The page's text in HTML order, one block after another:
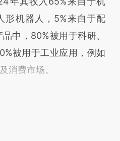
形机器人，5%来自于配
中，80%被用于科研、
被用于工业应用，例如
消费市场。